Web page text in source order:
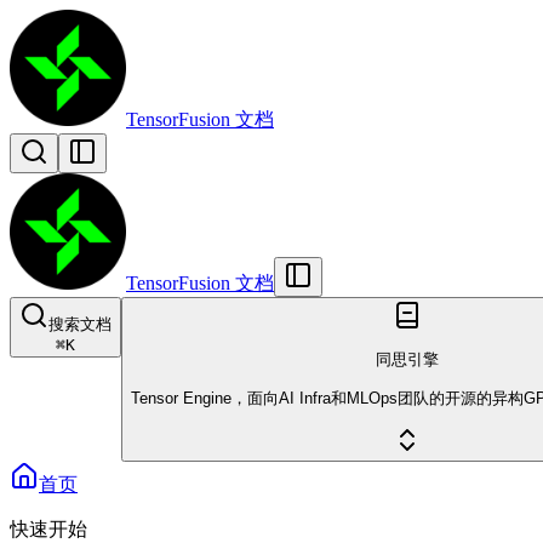
TensorFusion 文档
TensorFusion 文档
搜索文档
⌘K
同思引擎
Tensor Engine，面向AI Infra和MLOps团队的开源的异构
首页
快速开始